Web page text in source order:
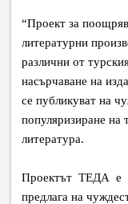
“Проект за
литературни
различни от
насърчаване на
се публикуват на
популяризиране на
литература.
Проектът ТЕДА е
предлага на